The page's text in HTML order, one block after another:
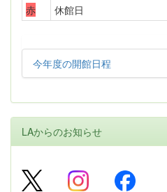
赤
休館日
今年度の開館日程
LAからのお知らせ